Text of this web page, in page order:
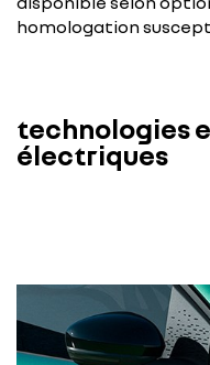
homologation
technologies
électriques​